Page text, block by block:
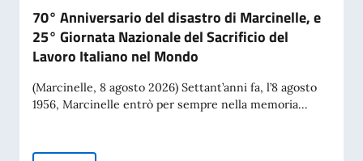
70° Anniversario del disastro di Marcinelle, e
25° Giornata Nazionale del Sacrificio del
Lavoro Italiano nel Mondo
(Marcinelle, 8 agosto 2026) Settant’anni fa, l’8 agosto
1956, Marcinelle entrò per sempre nella memoria...